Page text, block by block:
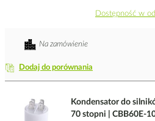
Dostępność w
Dodaj do porównania
Na zamówienie
Kondensator do
70 stopni | CBB60E-